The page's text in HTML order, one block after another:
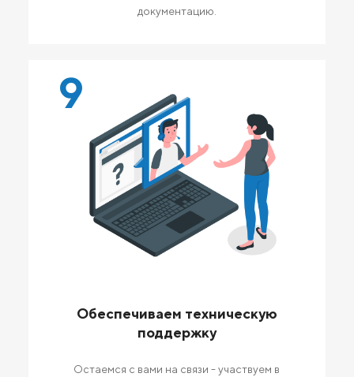
документацию.
9
Обеспечиваем техническую
поддержку
Остаемся с вами на связи - участвуем в